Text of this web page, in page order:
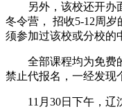
另外，该校还开办面
冬令营， 招收5-12周
须参加过该校或分校的
全部课程均为免费的
禁止代报名，一经发现
11月30日下午，辽